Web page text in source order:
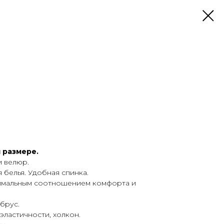
размере.
велюр.
Удобная спинка.
соотношением комфорта и
холкон.